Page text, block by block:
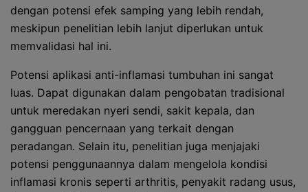
dengan potensi efek samping yang lebih rendah,
meskipun penelitian lebih lanjut diperlukan untuk
memvalidasi hal ini.
Potensi aplikasi anti-inflamasi tumbuhan ini sangat
luas. Dapat digunakan dalam pengobatan tradisional
untuk meredakan nyeri sendi, sakit kepala, dan
gangguan pencernaan yang terkait dengan
peradangan. Selain itu, penelitian juga menjajaki
potensi penggunaannya dalam mengelola kondisi
inflamasi kronis seperti arthritis, penyakit radang usus,